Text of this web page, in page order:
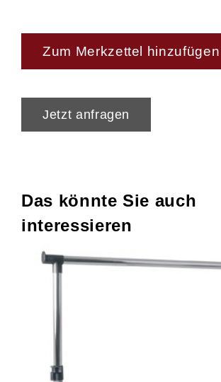
Zum Merkzettel hinzufügen
Jetzt anfragen
Das könnte Sie auch
interessieren